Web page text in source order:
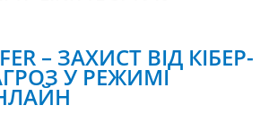
– ЗАХИСТ ВІД КІБЕР-
У РЕЖИМІ